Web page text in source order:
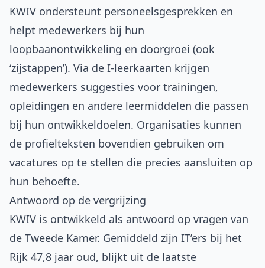
KWIV ondersteunt personeelsgesprekken en
helpt medewerkers bij hun
loopbaanontwikkeling en doorgroei (ook
‘zijstappen’). Via de I-leerkaarten krijgen
medewerkers suggesties voor trainingen,
opleidingen en andere leermiddelen die passen
bij hun ontwikkeldoelen. Organisaties kunnen
de profielteksten bovendien gebruiken om
vacatures op te stellen die precies aansluiten op
hun behoefte.
Antwoord op de vergrijzing
KWIV is ontwikkeld als antwoord op vragen van
de Tweede Kamer. Gemiddeld zijn IT’ers bij het
Rijk 47,8 jaar oud, blijkt uit de laatste